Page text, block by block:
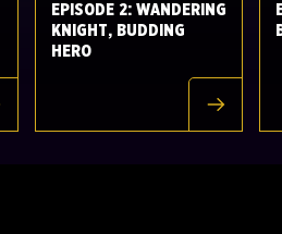
EPISODE 2: WANDERING
KNIGHT, BUDDING
HERO